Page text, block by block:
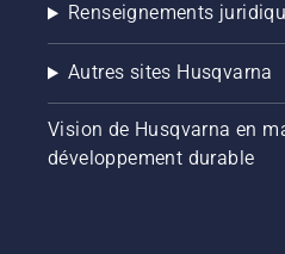
Renseignements
Autres sites Husqvarna
Vision de Husqvarna en
développement durable